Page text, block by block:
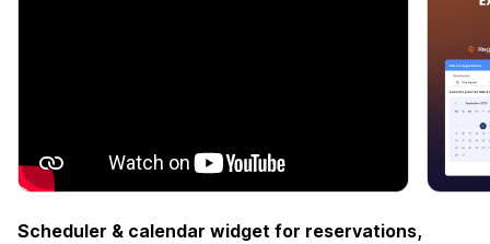
Scheduler & calendar widget for reservations,